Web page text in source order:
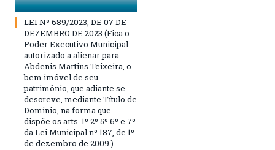
LEI Nº 689/2023, DE 07 DE
DEZEMBRO DE 2023 (Fica o
Poder Executivo Municipal
autorizado a alienar para
Abdenis Martins Teixeira, o
bem imóvel de seu
patrimônio, que adiante se
descreve, mediante Título de
Dominio, na forma que
dispõe os arts. 1º 2º 5º 6º e 7º
da Lei Municipal nº 187, de 1º
de dezembro de 2009.)